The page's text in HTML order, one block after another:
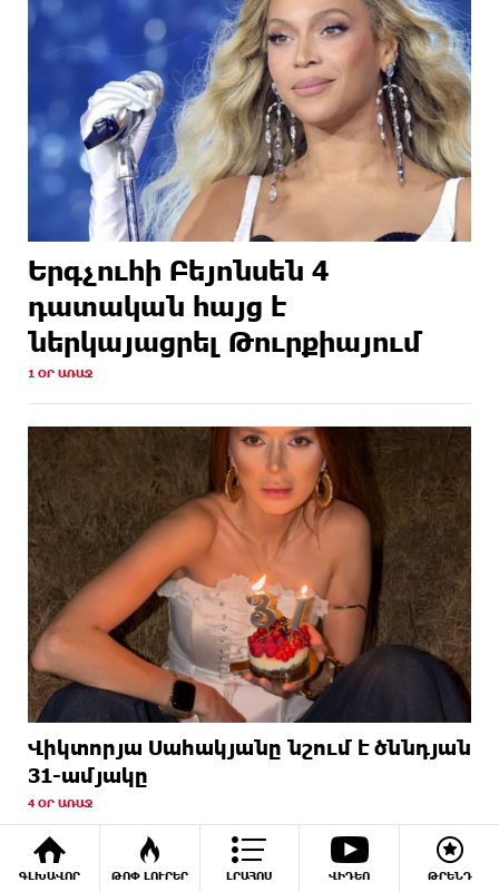
ԳԼԽԱՎՈՐ ԹՈՓ ԼՈՒՐԵՐ ԼՐԱՀՈՍ ՎԻԴԵՈ ԹՐԵՆԴ
Երգչուհի Բեյոնսեն ​​4
դատական հայց է
ներկայացրել Թուրքիայում
1 ՕՐ ԱՌԱՋ
Վիկտորյա Սահակյանը նշում է ծննդյան
31-ամյակը
4 ՕՐ ԱՌԱՋ